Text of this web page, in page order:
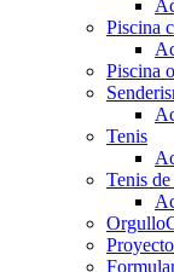
Piscina
Piscina
Tenis
Tenis de